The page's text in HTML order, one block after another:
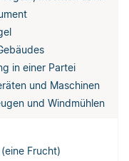
in einer Partei
und Maschinen
und Windmühlen
Frucht)